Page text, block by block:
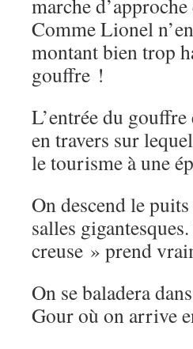
marche
Comme Lionel
montant bien trop
gouffre !
L’entrée du
en travers sur
le tourisme à une
On descend le
salles
creuse » prend
On se baladera
Gour où on arrive